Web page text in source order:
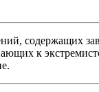
содержащих
к